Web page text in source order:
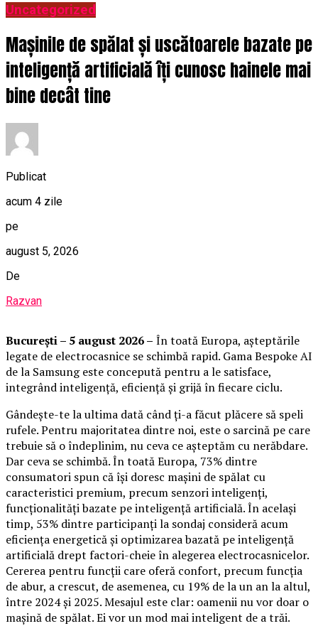
Uncategorized
Mașinile de spălat și uscătoarele bazate pe
inteligență artificială îți cunosc hainele mai
bine decât tine
Publicat
acum 4 zile
pe
august 5, 2026
De
Razvan
București – 5 august 2026 – În toată Europa, așteptările
legate de electrocasnice se schimbă rapid. Gama Bespoke AI
de la Samsung este concepută pentru a le satisface,
integrând inteligență, eficiență și grijă în fiecare ciclu.
Gândește-te la ultima dată când ți-a făcut plăcere să speli
rufele. Pentru majoritatea dintre noi, este o sarcină pe care
trebuie să o îndeplinim, nu ceva ce așteptăm cu nerăbdare.
Dar ceva se schimbă. În toată Europa, 73% dintre
consumatori spun că își doresc mașini de spălat cu
caracteristici premium, precum senzori inteligenți,
funcționalități bazate pe inteligență artificială. În același
timp, 53% dintre participanți la sondaj consideră acum
eficiența energetică și optimizarea bazată pe inteligență
artificială drept factori-cheie în alegerea electrocasnicelor.
Cererea pentru funcții care oferă confort, precum funcția
de abur, a crescut, de asemenea, cu 19% de la un an la altul,
între 2024 și 2025. Mesajul este clar: oamenii nu vor doar o
mașină de spălat. Ei vor un mod mai inteligent de a trăi.